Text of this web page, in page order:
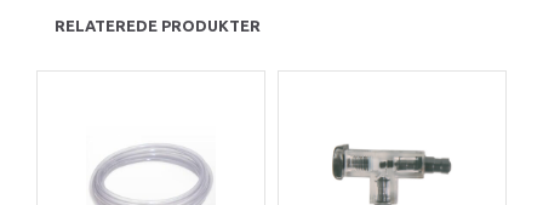
RELATEREDE PRODUKTER